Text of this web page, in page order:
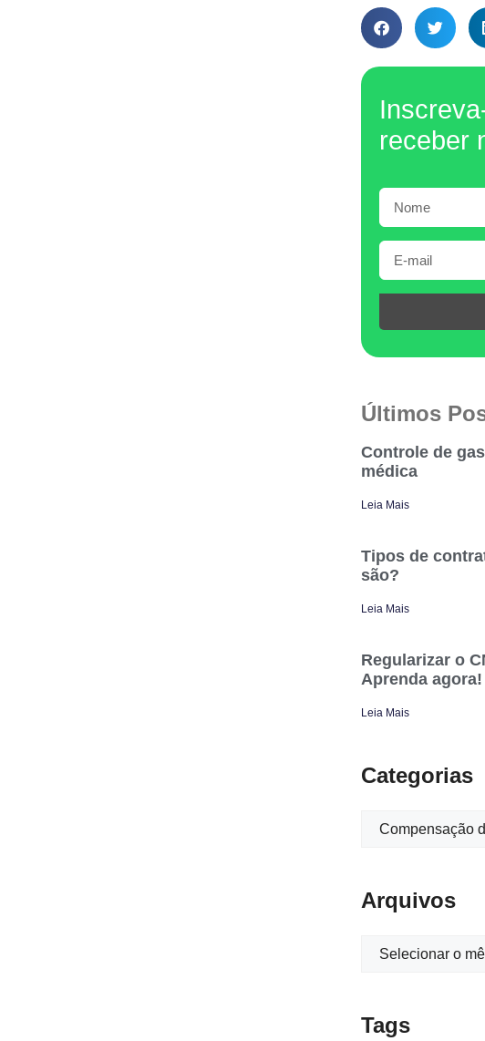
receber
Últimos
Controle de
médica
Leia Mais
Tipos de
são?
Leia Mais
Regularizar o
Aprenda agora!
Leia Mais
Categorias
Arquivos
Tags